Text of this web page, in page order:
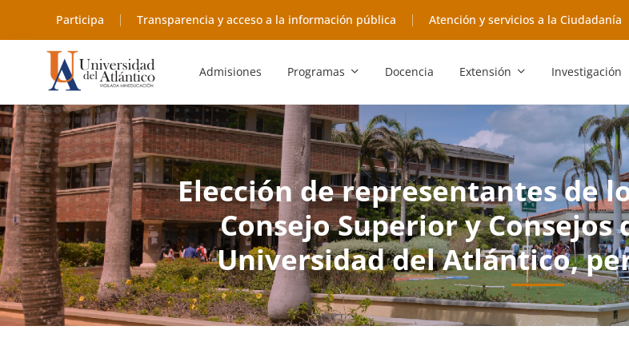
Participa Transparencia y acceso a la información pública Atención y servicios a la Ciudadanía
Admisiones Programas Docencia Extensión Investigación
Elección de representantes de
Consejo Superior y Consejos
Universidad del Atlántico,